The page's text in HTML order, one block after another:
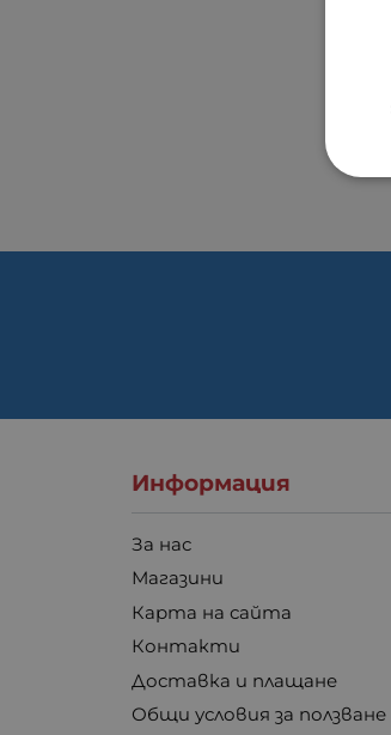
Информация
За нас
Магазини
Карта на сайта
Контакти
Доставка и плащане
Общи условия за ползване